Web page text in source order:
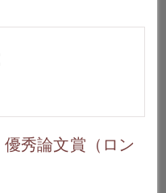
秀論文賞（ロン